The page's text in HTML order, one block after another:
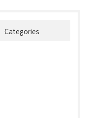
Categories